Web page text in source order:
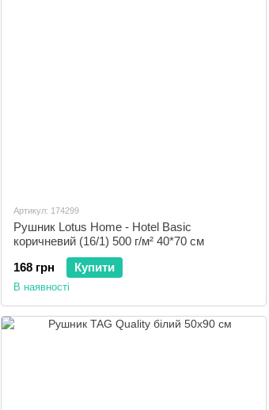
Артикул: 174299
Рушник Lotus Home - Hotel Basic
коричневий (16/1) 500 г/м² 40*70 см
168 грн
Купити
В наявності